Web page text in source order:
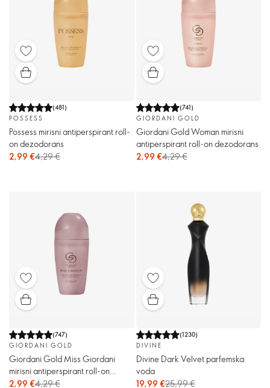
(481)
POSSESS
Possess mirisni antiperspirant roll-
on dezodorans
2,99 €4,29 €
(741)
GIORDANI GOLD
Giordani Gold Woman mirisni
antiperspirant roll-on dezodorans
2,99 €4,29 €
(747)
GIORDANI GOLD
Giordani Gold Miss Giordani
mirisni antiperspirant roll-on
dezodorans
2,99 €4,29 €
(1230)
DIVINE
Divine Dark Velvet parfemska
voda
19,99 €25,99 €